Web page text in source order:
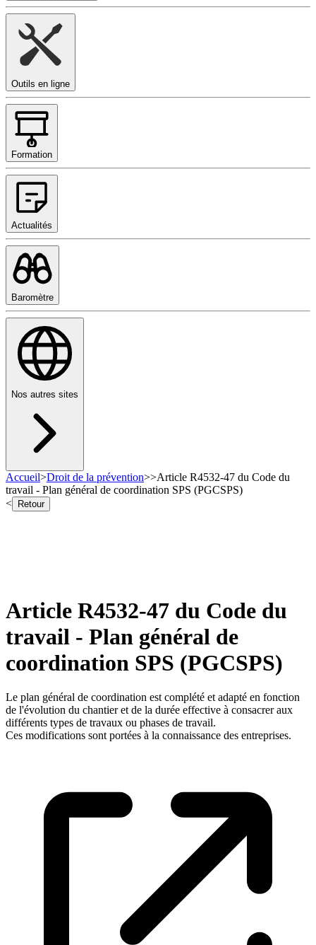
Outils en ligne
Formation
Actualités
Baromètre
Nos autres sites
Accueil>Droit de la prévention>>Article R4532-47 du Code du
travail - Plan général de coordination SPS (PGCSPS)
<
Retour
Article R4532-47 du Code du
travail - Plan général de
coordination SPS (PGCSPS)
Le plan général de coordination est complété et adapté en fonction
de l'évolution du chantier et de la durée effective à consacrer aux
différents types de travaux ou phases de travail.
Ces modifications sont portées à la connaissance des entreprises.